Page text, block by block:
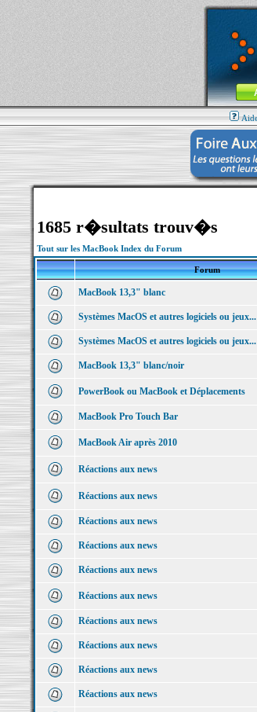
MacBook-fr.com
Aller au
1685 r�sultats trouv�s
Tout sur les MacBook Index du Forum
Forum
MacBook 13,3" blanc
Systèmes MacOS et autres logiciels ou jeux...
Systèmes MacOS et autres logiciels ou jeux...
MacBook 13,3" blanc/noir
PowerBook ou MacBook et Déplacements
MacBook Pro Touch Bar
MacBook Air après 2010
Réactions aux news
Réactions aux news
Réactions aux news
Réactions aux news
Réactions aux news
Réactions aux news
Réactions aux news
Réactions aux news
Réactions aux news
Réactions aux news